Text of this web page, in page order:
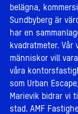
belägna,
Sundbyberg är
har en
kvadratmeter.
människor vill
våra
som Urban
Marievik bidrar vi
stad. AMF